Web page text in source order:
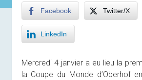
Facebook Twitter/X
LinkedIn
Mercredi 4 janvier a eu lieu la
la Coupe du Monde d’Oberhof